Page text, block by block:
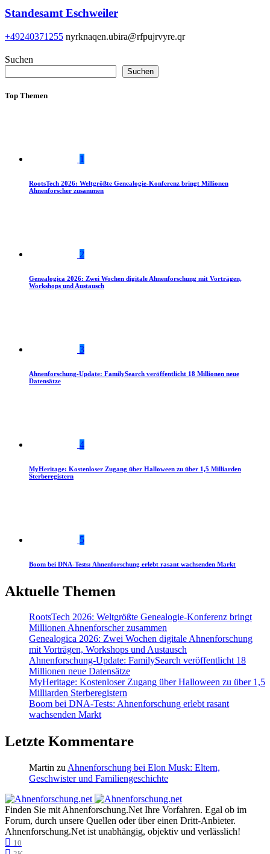
Standesamt Eschweiler
+49240371255 nyrknaqen.ubira@rfpujrvyre.qr
Suchen
Suchen
Top Themen
1
RootsTech 2026: Weltgrößte Genealogie-Konferenz bringt Millionen
Ahnenforscher zusammen
2
Genealogica 2026: Zwei Wochen digitale Ahnenforschung mit Vorträgen,
Workshops und Austausch
3
Ahnenforschung-Update: FamilySearch veröffentlicht 18 Millionen neue
Datensätze
4
MyHeritage: Kostenloser Zugang über Halloween zu über 1,5 Milliarden
Sterberegistern
5
Boom bei DNA-Tests: Ahnenforschung erlebt rasant wachsenden Markt
Aktuelle Themen
RootsTech 2026: Weltgrößte Genealogie-Konferenz bringt
Millionen Ahnenforscher zusammen
Genealogica 2026: Zwei Wochen digitale Ahnenforschung
mit Vorträgen, Workshops und Austausch
Ahnenforschung-Update: FamilySearch veröffentlicht 18
Millionen neue Datensätze
MyHeritage: Kostenloser Zugang über Halloween zu über 1,5
Milliarden Sterberegistern
Boom bei DNA-Tests: Ahnenforschung erlebt rasant
wachsenden Markt
Letzte Kommentare
Martin zu Ahnenforschung bei Elon Musk: Eltern,
Geschwister und Familiengeschichte
Finden Sie mit Ahnenforschung.Net Ihre Vorfahren. Egal ob im
Forum, durch unsere Quellen oder über einen Dritt-Anbieter.
Ahnenforschung.Net ist unabhängig, objektiv und verlässlich!
10